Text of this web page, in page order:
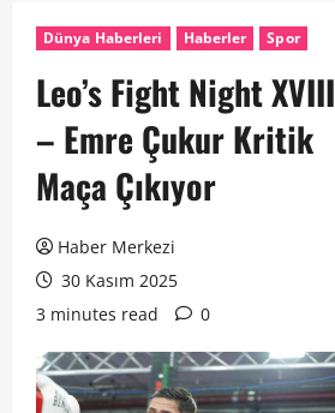
Dünya Haberleri Haberler Spor
Leo’s Fight Night XVIII
– Emre Çukur Kritik
Maça Çıkıyor
Haber Merkezi
30 Kasım 2025
3 minutes read
0